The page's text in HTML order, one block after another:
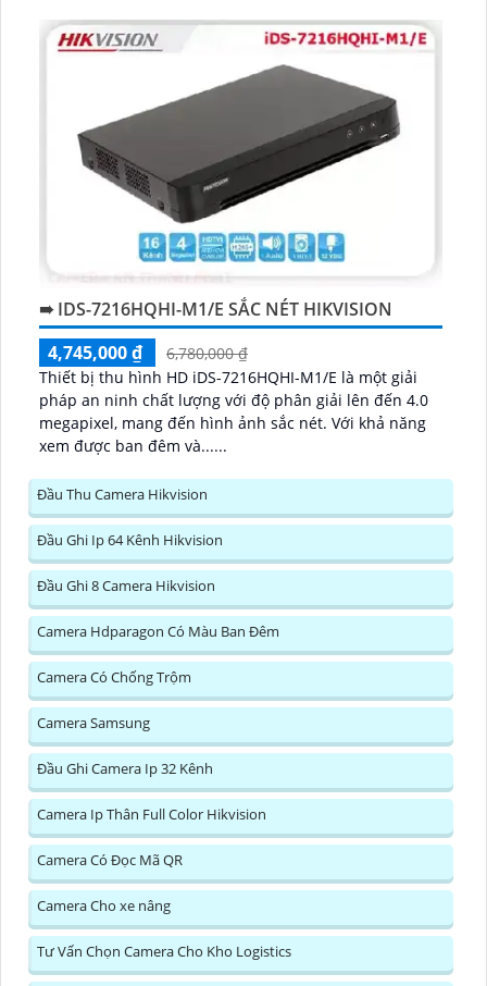
➠ IDS-7216HQHI-M1/E SẮC NÉT HIKVISION
4,745,000 ₫
6,780,000 ₫
Thiết bị thu hình HD iDS-7216HQHI-M1/E là một giải
pháp an ninh chất lượng với độ phân giải lên đến 4.0
megapixel, mang đến hình ảnh sắc nét. Với khả năng
xem được ban đêm và......
Đầu Thu Camera Hikvision
Đầu Ghi Ip 64 Kênh Hikvision
Đầu Ghi 8 Camera Hikvision
Camera Hdparagon Có Màu Ban Đêm
Camera Có Chống Trộm
Camera Samsung
Đầu Ghi Camera Ip 32 Kênh
Camera Ip Thân Full Color Hikvision
Camera Có Đọc Mã QR
Camera Cho xe nâng
Tư Vấn Chọn Camera Cho Kho Logistics